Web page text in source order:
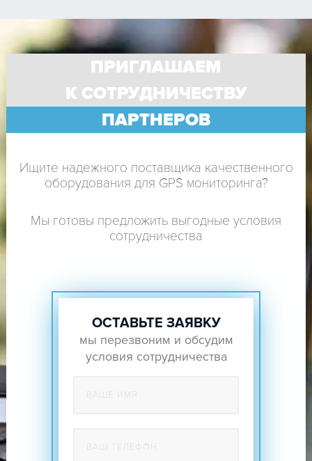
ПРИГЛАШАЕМ
К СОТРУДНИЧЕСТВУ
ПАРТНЕРОВ
Ищите надежного поставщика качественного
оборудования для GPS мониторинга?
Мы готовы предложить выгодные условия
сотрудничества
ОСТАВЬТЕ ЗАЯВКУ
мы перезвоним и обсудим
условия сотрудничества